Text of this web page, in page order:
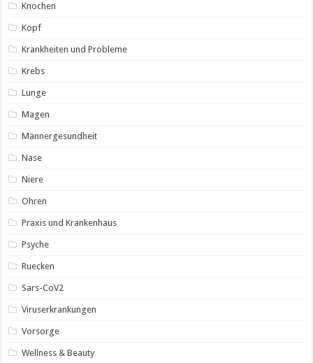
Knochen
Kopf
Krankheiten und Probleme
Krebs
Lunge
Magen
Männergesundheit
Nase
Niere
Ohren
Praxis und Krankenhaus
Psyche
Ruecken
Sars-CoV2
Viruserkrankungen
Vorsorge
Wellness & Beauty